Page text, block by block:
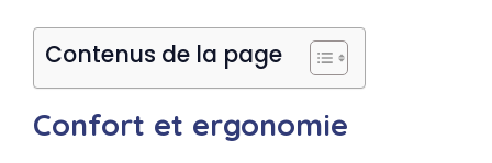
Contenus de la page
Confort et ergonomie